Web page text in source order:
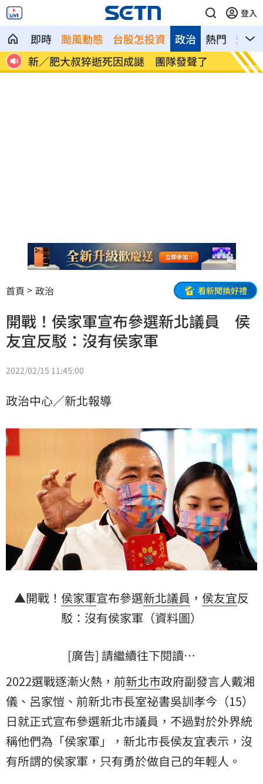
登入
即時 颱風動態 台股怎投資 熱門 影音
政治
新／肥大叔猝逝死因成謎 團隊發聲了
台中
心」
首頁 政治 看新聞換好禮
開戰！侯家軍宣布參選新北議員 侯
友宜反駁：沒有侯家軍
2022/02/15 11:45:00
政治中心／新北報導
▲開戰！ 侯家軍宣布參選新北議員 ， 侯友宜反
駁：沒有侯家軍（資料圖）
[廣告] 請繼續往下閱讀…
2022選戰逐漸火熱，前新北市政府副發言人戴湘
儀 、呂家愷、前新北市長室祕書吳訓孝今（15）
日就正式宣布參選新北市議員，不過對於外界統
稱他們為「侯家軍」，新北市長侯友宜表示，沒
有所謂的侯家軍，只有勇於做自己的年輕人。